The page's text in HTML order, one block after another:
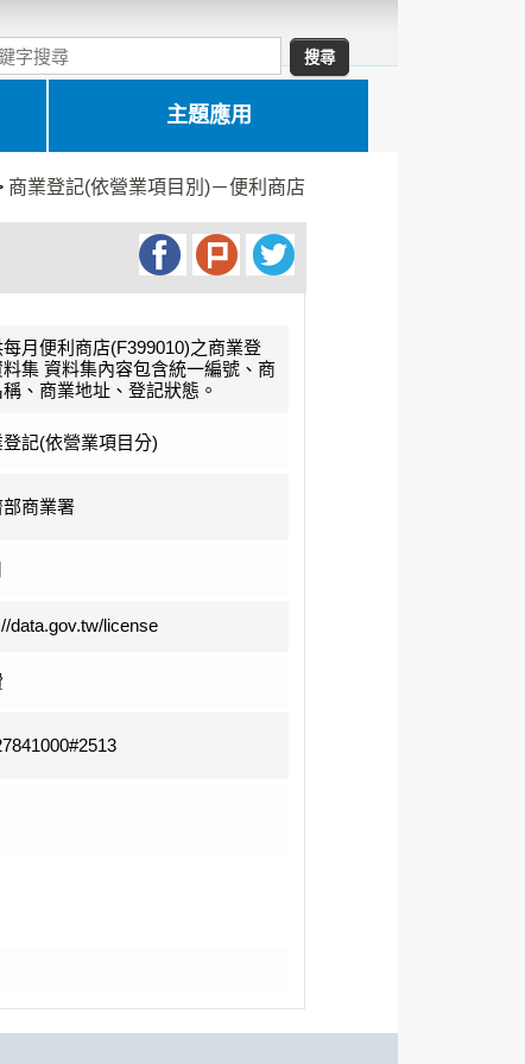
主題應用
商業登記(依營業項目別)－便利商店
月便利商店(F399010)之商業登
集 資料集內容包含統一編號、商
稱、商業地址、登記狀態。
登記(依營業項目分)
商業署
data.gov.tw/license